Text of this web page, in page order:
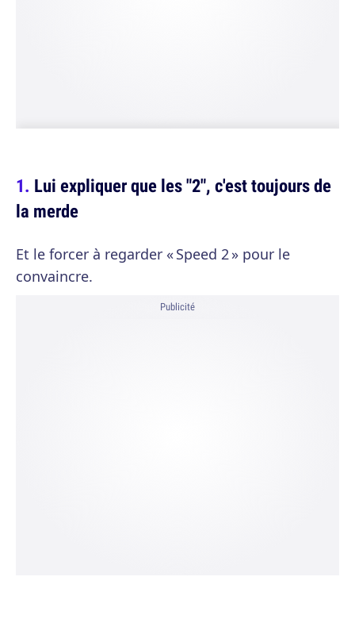
Lui expliquer que les "2", c'est toujours de
la merde
Et le forcer à regarder « Speed 2 » pour le
convaincre.
Publicité